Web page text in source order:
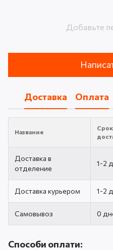
Добавьте
Доставка Оплата
Название
Срок
Доставка в
отделение
1-2
Доставка курьером 1-2
Самовывоз 0
Способи оплати: